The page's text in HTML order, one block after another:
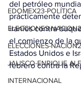
EDOMEX23-POLÍTICA
ELECCIONES-
ELECCIONES-
JALISCO-ENRIQUE
INTERNACIONAL
del petróleo
prácticamente
iraníes contra
el comienzo de la
Estados Unidos e
febrero contra la